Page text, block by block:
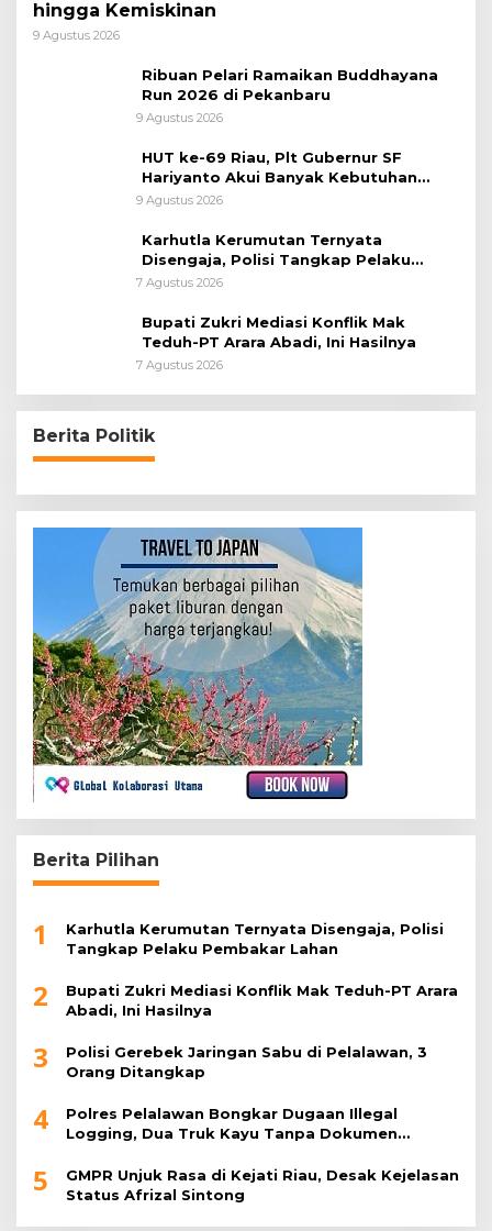
hingga Kemiskinan
9 Agustus 2026
Ribuan Pelari Ramaikan Buddhayana
Run 2026 di Pekanbaru
9 Agustus 2026
HUT ke-69 Riau, Plt Gubernur SF
Hariyanto Akui Banyak Kebutuhan
Warga Belum Terpenuhi
9 Agustus 2026
Karhutla Kerumutan Ternyata
Disengaja, Polisi Tangkap Pelaku
Pembakar Lahan
7 Agustus 2026
Bupati Zukri Mediasi Konflik Mak
Teduh-PT Arara Abadi, Ini Hasilnya
7 Agustus 2026
Berita Politik
Berita Pilihan
1
Karhutla Kerumutan Ternyata Disengaja, Polisi
Tangkap Pelaku Pembakar Lahan
2
Bupati Zukri Mediasi Konflik Mak Teduh-PT Arara
Abadi, Ini Hasilnya
3
Polisi Gerebek Jaringan Sabu di Pelalawan, 3
Orang Ditangkap
4
Polres Pelalawan Bongkar Dugaan Illegal
Logging, Dua Truk Kayu Tanpa Dokumen
5
GMPR Unjuk Rasa di Kejati Riau, Desak Kejelasan
Status Afrizal Sintong